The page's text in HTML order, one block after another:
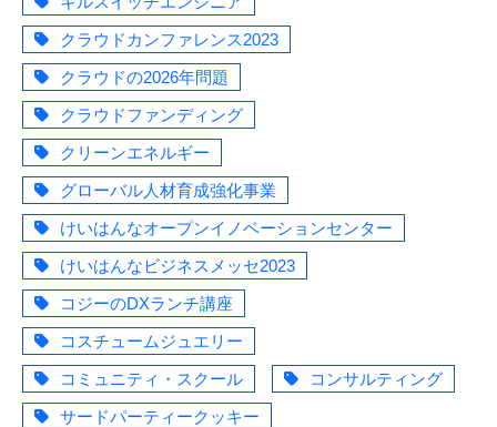
クラウドカンファレンス2023
クラウドの2026年問題
クラウドファンディング
クリーンエネルギー
グローバル人材育成強化事業
けいはんなオープンイノベーションセンター
けいはんなビジネスメッセ2023
コジーのDXランチ講座
コスチュームジュエリー
コミュニティ・スクール
コンサルティング
サードパーティークッキー